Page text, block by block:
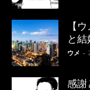
【
と
ウメ -
感謝